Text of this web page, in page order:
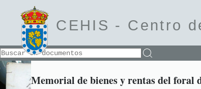
CEHIS - Centro
Memorial de bienes y rentas del foral